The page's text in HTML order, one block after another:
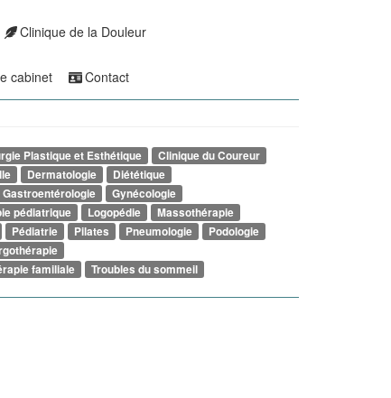
Clinique de la Douleur
cabinet Contact
Plastique et Esthétique
Clinique du Coureur
Dermatologie
Diététique
Gastroentérologie
Gynécologie
pédiatrique Logopédie
Massothérapie
Pédiatrie Pilates Pneumologie
Podologie
familiale
Troubles du sommeil